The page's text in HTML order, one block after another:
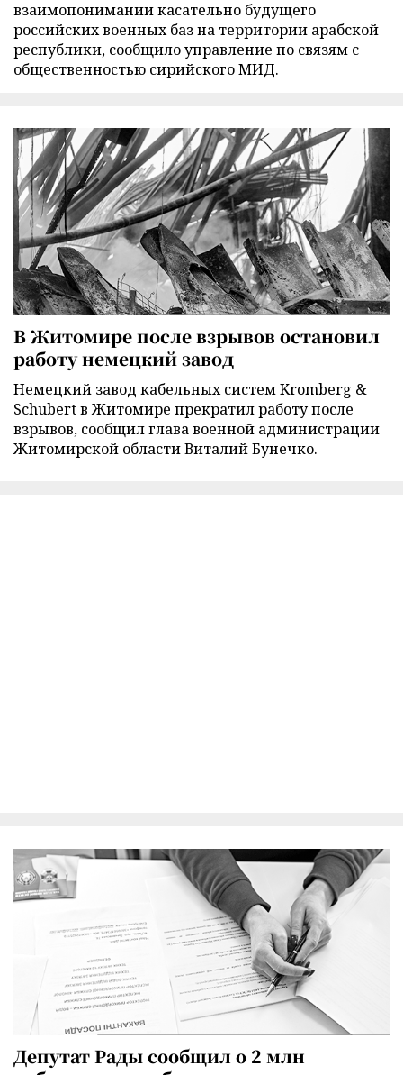
взаимопонимании касательно будущего
российских военных баз на территории арабской
республики, сообщило управление по связям с
общественностью сирийского МИД.
В Житомире после взрывов остановил
работу немецкий завод
Немецкий завод кабельных систем Kromberg &
Schubert в Житомире прекратил работу после
взрывов, сообщил глава военной администрации
Житомирской области Виталий Бунечко.
Депутат Рады сообщил о 2 млн